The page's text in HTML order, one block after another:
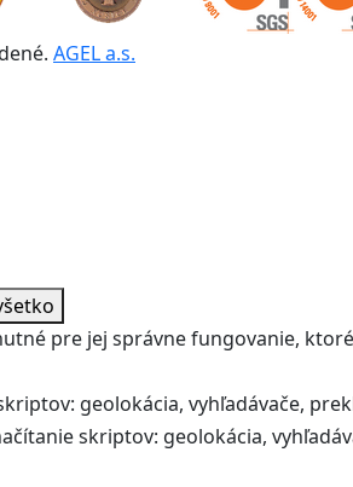
AGEL a.s.
pre jej správne fungovanie,
geolokácia, vyhľadávače,
skriptov: geolokácia,